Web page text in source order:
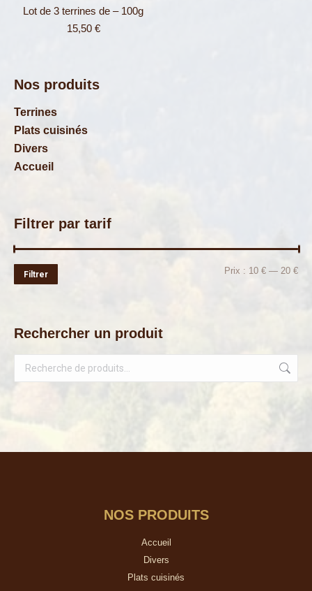
Lot de 3 terrines de – 100g
15,50 €
Nos produits
Terrines
Plats cuisinés
Divers
Accueil
Filtrer par tarif
Filtrer Prix : 10 € — 20 €
Rechercher un produit
NOS PRODUITS
Accueil
Divers
Plats cuisinés